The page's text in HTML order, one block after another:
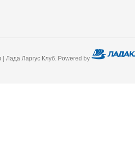
Лада Ларгус Клуб. Powered by